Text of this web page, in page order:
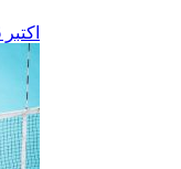
اکتبر 16, 2019